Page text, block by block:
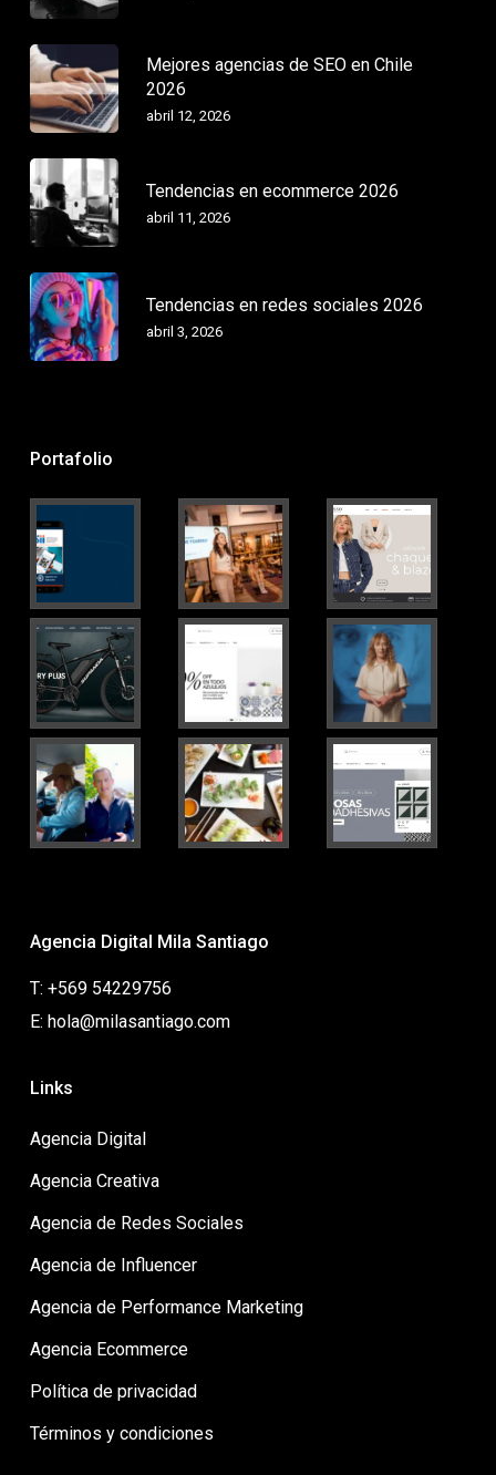
Mejores agencias de SEO en Chile
2026
abril 12, 2026
Tendencias en ecommerce 2026
abril 11, 2026
Tendencias en redes sociales 2026
abril 3, 2026
Portafolio
Agencia Digital Mila Santiago
T: +569 54229756
E: hola@milasantiago.com
Links
Agencia Digital
Agencia Creativa
Agencia de Redes Sociales
Agencia de Influencer
Agencia de Performance Marketing
Agencia Ecommerce
Política de privacidad
Términos y condiciones